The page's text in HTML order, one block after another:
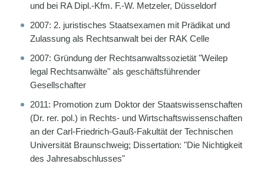
und bei RA Dipl.-Kfm. F.-W. Metzeler, Düsseldorf
2007: 2. juristisches Staatsexamen mit Prädikat und
Zulassung als Rechtsanwalt bei der RAK Celle
2007: Gründung der Rechtsanwaltssozietät "Weilep
legal Rechtsanwälte" als geschäftsführender
Gesellschafter
2011: Promotion zum Doktor der Staatswissenschaften
(Dr. rer. pol.) in Rechts- und Wirtschaftswissenschaften
an der Carl-Friedrich-Gauß-Fakultät der Technischen
Universität Braunschweig; Dissertation: "Die Nichtigkeit
des Jahresabschlusses"